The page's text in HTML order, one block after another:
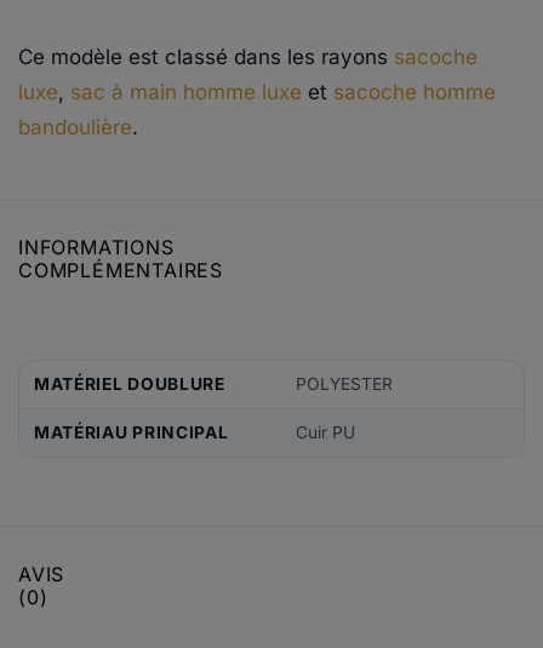
Ce modèle est classé dans les rayons sacoche
luxe, sac à main homme luxe et sacoche homme
bandoulière.
INFORMATIONS
COMPLÉMENTAIRES
MATÉRIEL DOUBLURE POLYESTER
MATÉRIAU PRINCIPAL Cuir PU
AVIS
(0)